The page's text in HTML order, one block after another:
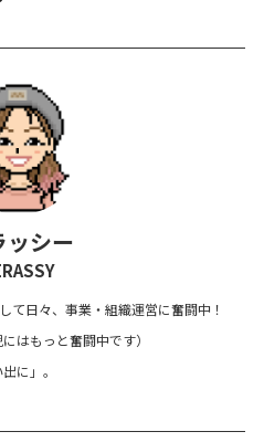
ッシー
て日々、事業・組織運営に奮闘中！
はもっと奮闘中です）
に」。